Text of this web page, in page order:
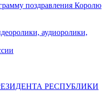
поздравления Королю
аудиоролики,
РЕСПУБЛИКИ